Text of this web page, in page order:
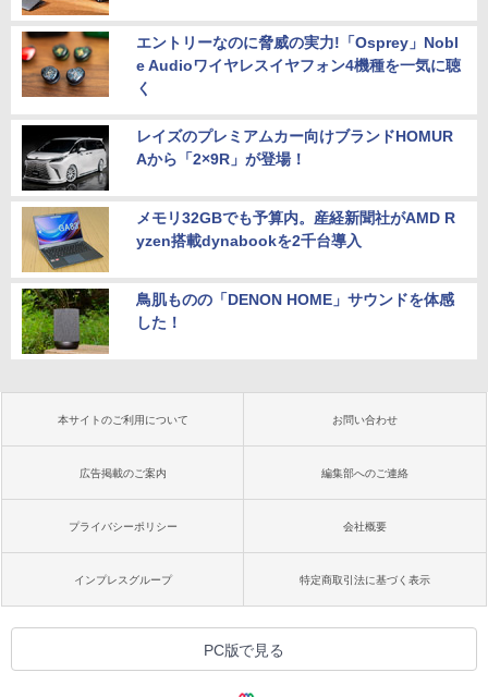
エントリーなのに脅威の実力!「Osprey」Nobl
e Audioワイヤレスイヤフォン4機種を一気に聴
く
レイズのプレミアムカー向けブランドHOMUR
Aから「2×9R」が登場！
メモリ32GBでも予算内。産経新聞社がAMD R
yzen搭載dynabookを2千台導入
鳥肌ものの「DENON HOME」サウンドを体感
した！
本サイトのご利用について お問い合わせ
広告掲載のご案内 編集部へのご連絡
プライバシーポリシー 会社概要
インプレスグループ 特定商取引法に基づく表示
PC版で見る